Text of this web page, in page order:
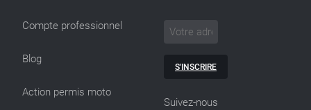
Compte professionnel
Blog
Action permis moto
S'INSCRIRE
Suivez-nous